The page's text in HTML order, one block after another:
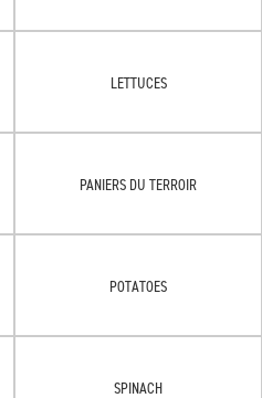
LETTUCES
PANIERS DU TERROIR
POTATOES
SPINACH